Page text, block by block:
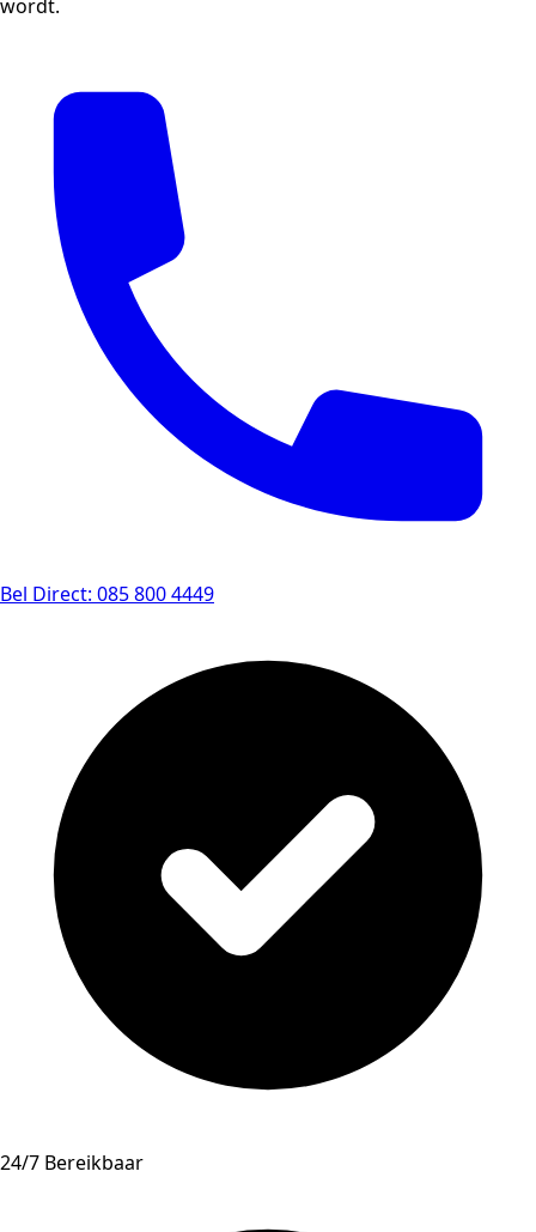
wordt.
Bel Direct: 085 800 4449
24/7 Bereikbaar